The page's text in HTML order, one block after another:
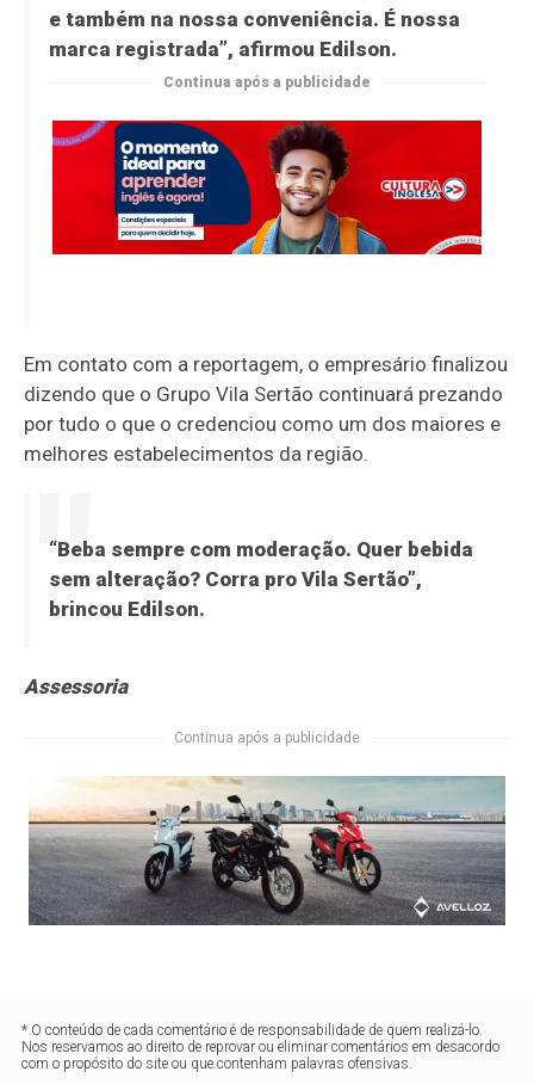
e também na nossa conveniência. É nossa
marca registrada”, afirmou Edilson.
Continua após a publicidade
Em contato com a reportagem, o empresário finalizou
dizendo que o Grupo Vila Sertão continuará prezando
por tudo o que o credenciou como um dos maiores e
melhores estabelecimentos da região.
“Beba sempre com moderação. Quer bebida
sem alteração? Corra pro Vila Sertão”,
brincou Edilson.
Assessoria
Continua após a publicidade
* O conteúdo de cada comentário é de responsabilidade de quem realizá-lo.
Nos reservamos ao direito de reprovar ou eliminar comentários em desacordo
com o propósito do site ou que contenham palavras ofensivas.